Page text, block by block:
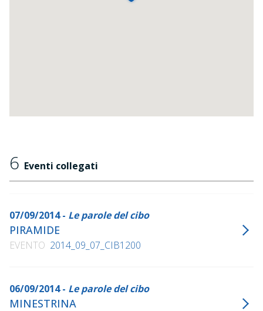
6 Eventi collegati
07/09/2014 - Le parole del cibo
PIRAMIDE
EVENTO 2014_09_07_CIB1200
06/09/2014 - Le parole del cibo
MINESTRINA